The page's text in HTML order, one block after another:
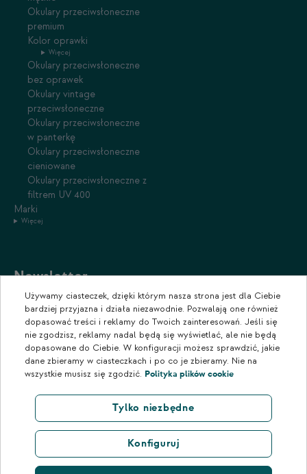
Okulary przeciwsłoneczne
premium
Kolor oprawki
Więcej
Okulary przeciwsłoneczne
bez oprawek
Okulary vintage
przeciwsłoneczne
Okulary przeciwsłoneczne
w panterkę
Okulary przeciwsłoneczne
cieniowane
Okulary przeciwsłoneczne z
filtrem UV 400
Marki
Więcej
Newsletter
Zapisz się do naszego newslettera, aby otrzymywać informacje o
promocjach i nowościach w naszym sklepie.
Używamy ciasteczek, dzięki którym nasza strona jest dla Ciebie
bardziej przyjazna i działa niezawodnie. Pozwalają one również
dopasować treści i reklamy do Twoich zainteresowań. Jeśli się
nie zgodzisz, reklamy nadal będą się wyświetlać, ale nie będą
dopasowane do Ciebie. W konfiguracji możesz sprawdzić, jakie
dane zbieramy w ciasteczkach i po co je zbieramy. Nie na
wszystkie musisz się zgodzić. Polityka plików cookie
Tylko niezbędne
Konfiguruj